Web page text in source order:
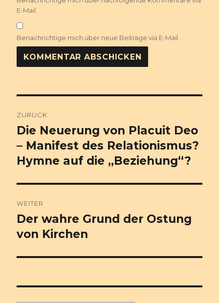
E-Mail.
Benachrichtige mich über neue Beiträge via E-Mail.
ZURÜCK
Vorheriger
Beitrag:
Die Neuerung von Placuit Deo
– Manifest des Relationismus?
Hymne auf die „Beziehung“?
WEITER
Nächster
Beitrag:
Der wahre Grund der Ostung
von Kirchen